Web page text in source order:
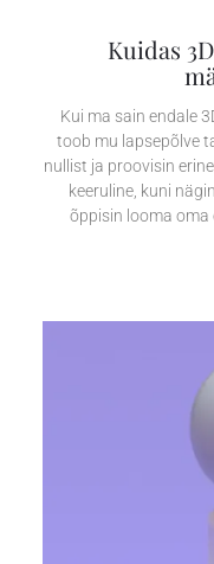
Kuidas
Kui ma sain endale
toob mu lapsepõlve
nullist ja proovisin
keeruline, kuni
õppisin looma oma